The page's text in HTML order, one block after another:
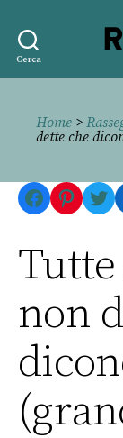
Cerca
Home >
dette che
Facebook
non